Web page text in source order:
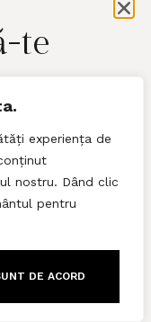
experiența de
nostru. Dând clic
pentru
DE ACORD
te
acord cu